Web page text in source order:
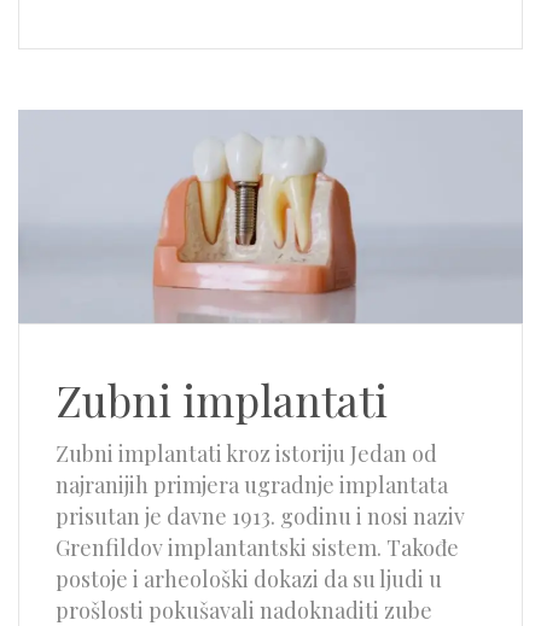
Zubni implantati
Zubni implantati kroz istoriju Jedan od
najranijih primjera ugradnje implantata
prisutan je davne 1913. godinu i nosi naziv
Grenfildov implantantski sistem. Takođe
postoje i arheološki dokazi da su ljudi u
prošlosti pokušavali nadoknaditi zube